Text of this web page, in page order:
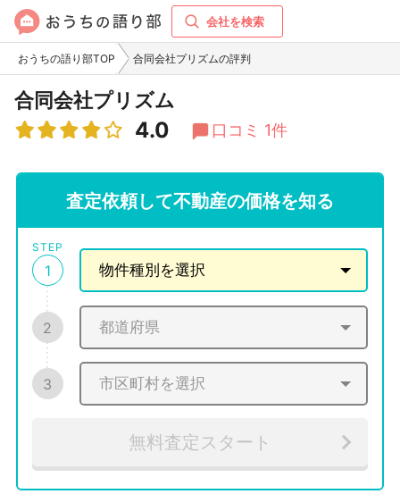
会社を検索
おうちの語り部TOP 合同会社プリズムの評判
合同会社プリズム
4.0 口コミ 1件
査定依頼して不動産の価格を知る
STEP
1
2
3
無料査定スタート